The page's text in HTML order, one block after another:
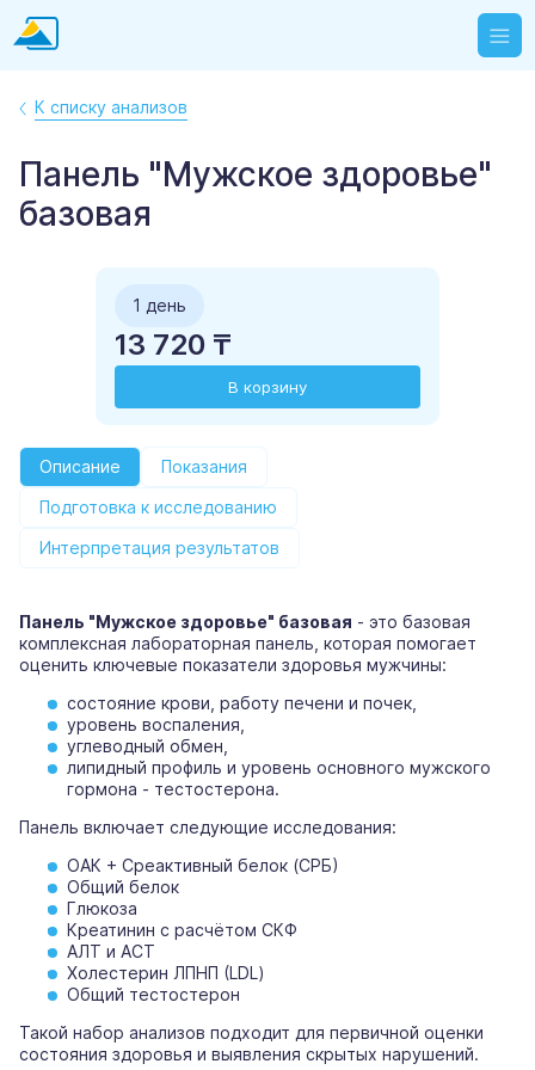
К списку анализов
Панель "Мужское здоровье"
базовая
1 день
13 720 ₸
В корзину
Описание
Показания
Подготовка к исследованию
Интерпретация результатов
Панель "Мужское здоровье" базовая - это базовая
комплексная лабораторная панель, которая помогает
оценить ключевые показатели здоровья мужчины:
состояние крови, работу печени и почек,
уровень воспаления,
углеводный обмен,
липидный профиль и уровень основного мужского
гормона - тестостерона.
Панель включает следующие исследования:
ОАК + Среактивный белок (СРБ)
Общий белок
Глюкоза
Креатинин с расчётом СКФ
АЛТ и АСТ
Холестерин ЛПНП (LDL)
Общий тестостерон
Такой набор анализов подходит для первичной оценки
состояния здоровья и выявления скрытых нарушений.